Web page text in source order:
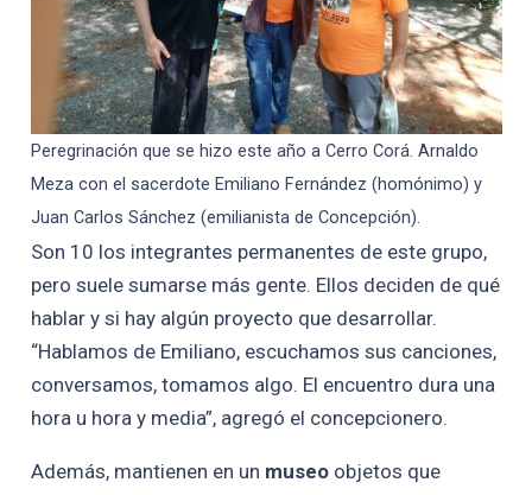
Peregrinación que se hizo este año a Cerro Corá. Arnaldo
Meza con el sacerdote Emiliano Fernández (homónimo) y
Juan Carlos Sánchez (emilianista de Concepción).
Son 10 los integrantes permanentes de este grupo,
pero suele sumarse más gente. Ellos deciden de qué
hablar y si hay algún proyecto que desarrollar.
“Hablamos de Emiliano, escuchamos sus canciones,
conversamos, tomamos algo. El encuentro dura una
hora u hora y media”, agregó el concepcionero.
Además, mantienen en un museo objetos que